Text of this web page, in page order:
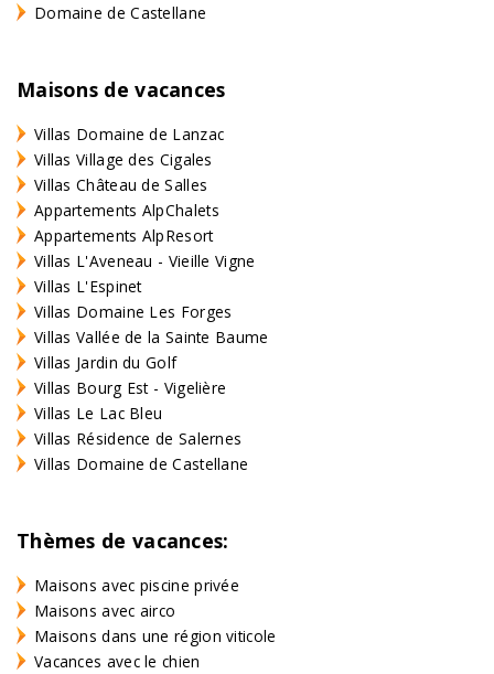
Domaine de Castellane
Maisons de vacances
Villas Domaine de Lanzac
Villas Village des Cigales
Villas Château de Salles
Appartements AlpChalets
Appartements AlpResort
Villas L'Aveneau - Vieille Vigne
Villas L'Espinet
Villas Domaine Les Forges
Villas Vallée de la Sainte Baume
Villas Jardin du Golf
Villas Bourg Est - Vigelière
Villas Le Lac Bleu
Villas Résidence de Salernes
Villas Domaine de Castellane
Thèmes de vacances:
Maisons avec piscine privée
Maisons avec airco
Maisons dans une région viticole
Vacances avec le chien